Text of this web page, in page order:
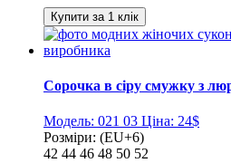
Сорочка в сіру смужку з
Модель: 021 03 Ціна: 24$
Розміри: (EU+6)
42 44 46 48 50 52